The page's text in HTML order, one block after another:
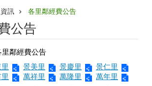
訊 各里鄰經費公告
公告
鄰經費公告
景美里 景慶里
景仁里
萬祥里 萬隆里
萬年里